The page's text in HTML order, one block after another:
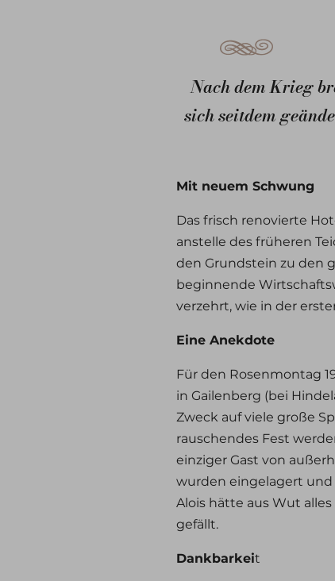
Nach dem Krieg
sich seitdem
Mit neuem Schwung
Das frisch renovierte
anstelle des früheren
den Grundstein zu den
beginnende
verzehrt, wie in der
Eine Anekdote
Für den Rosenmontag
in Gailenberg (bei
Zweck auf viele große
rauschendes Fest
einziger Gast von
wurden eingelagert und
Alois hätte aus Wut
gefällt.
Dankbarkeit